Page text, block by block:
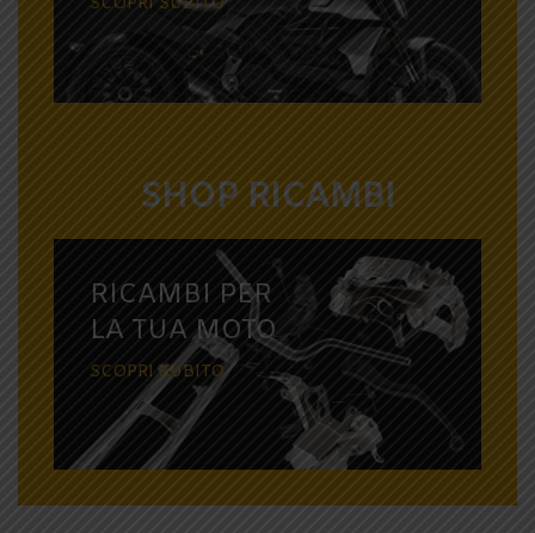
SHOP RICAMBI
RICAMBI PER
LA TUA MOTO
SCOPRI SUBITO